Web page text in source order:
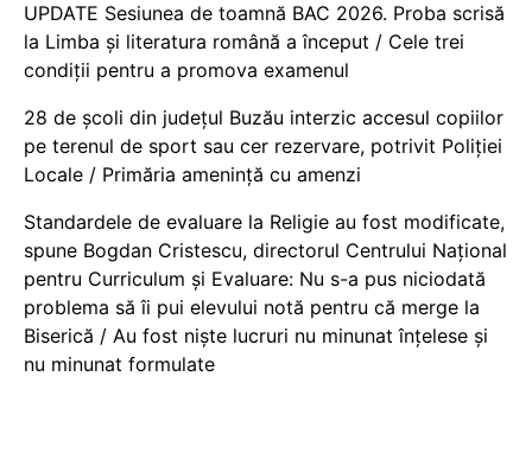
UPDATE Sesiunea de toamnă BAC 2026. Proba scrisă
la Limba și literatura română a început / Cele trei
condiții pentru a promova examenul
28 de școli din județul Buzău interzic accesul copiilor
pe terenul de sport sau cer rezervare, potrivit Poliției
Locale / Primăria amenință cu amenzi
Standardele de evaluare la Religie au fost modificate,
spune Bogdan Cristescu, directorul Centrului Național
pentru Curriculum și Evaluare: Nu s-a pus niciodată
problema să îi pui elevului notă pentru că merge la
Biserică / Au fost niște lucruri nu minunat înțelese și
nu minunat formulate